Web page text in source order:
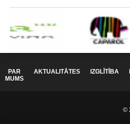
PAR
MUMS
AKTUALITĀTES IZGLĪTĪBA
©